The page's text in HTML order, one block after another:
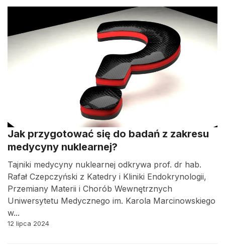
Jak przygotować się do badań z zakresu
medycyny nuklearnej?
Tajniki medycyny nuklearnej odkrywa prof. dr hab.
Rafał Czepczyński z Katedry i Kliniki Endokrynologii,
Przemiany Materii i Chorób Wewnętrznych
Uniwersytetu Medycznego im. Karola Marcinowskiego
w...
12 lipca 2024